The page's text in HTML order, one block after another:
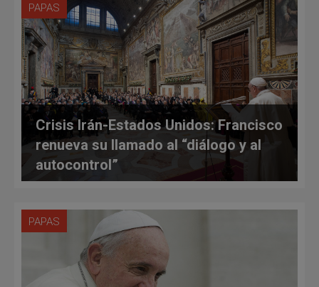
PAPAS
Crisis Irán-Estados Unidos: Francisco
renueva su llamado al “diálogo y al
autocontrol”
PAPAS